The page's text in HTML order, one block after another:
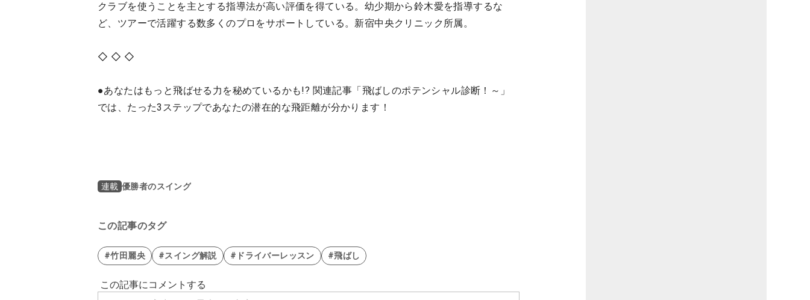
クラブを使うことを主とする指導法が高い評価を得ている。幼少期から鈴木愛を指導するな
ど、ツアーで活躍する数多くのプロをサポートしている。新宿中央クリニック所属。
◇ ◇ ◇
●あなたはもっと飛ばせる力を秘めているかも!? 関連記事「飛ばしのポテンシャル診断！～」
では、たった3ステップであなたの潜在的な飛距離が分かります！
連載 優勝者のスイング
この記事のタグ
#竹田麗央 #スイング解説 #ドライバーレッスン #飛ばし